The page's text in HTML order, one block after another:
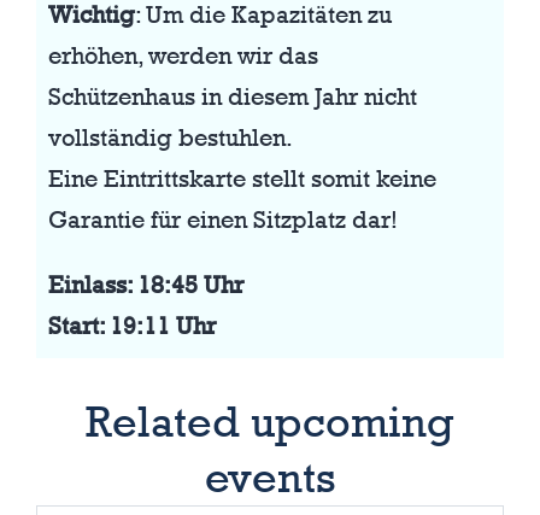
Wichtig: Um die Kapazitäten zu
erhöhen, werden wir das
Schützenhaus in diesem Jahr nicht
vollständig bestuhlen.
Eine Eintrittskarte stellt somit keine
Garantie für einen Sitzplatz dar!
Einlass: 18:45 Uhr
Start: 19:11 Uhr
Related upcoming
events